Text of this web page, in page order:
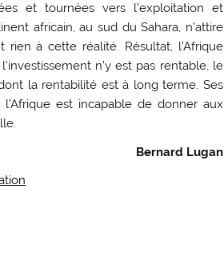
et tournées vers l’exploitation et
africain, au sud du Sahara, n’attire
à cette réalité. Résultat, l’Afrique
n’y est pas rentable, le
la rentabilité est à long terme. Ses
est incapable de donner aux
Bernard Lugan